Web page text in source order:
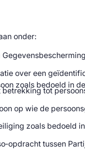
onder:
over een
zoals bedoeld in
tot
op wie de
zoals bedoeld
tussen